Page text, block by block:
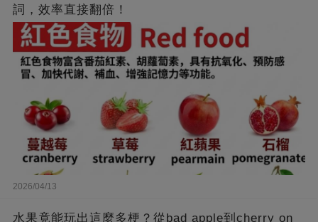
詞，效率直接翻倍！
2026/04/13
水果竟能玩出這麼多梗？從bad apple到cherry on